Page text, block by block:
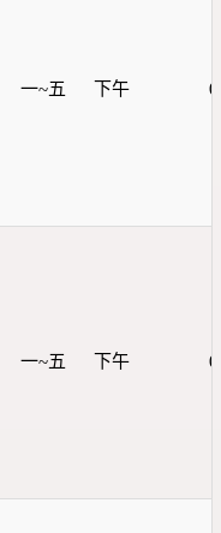
一~五 下午 0
一~五 下午 0